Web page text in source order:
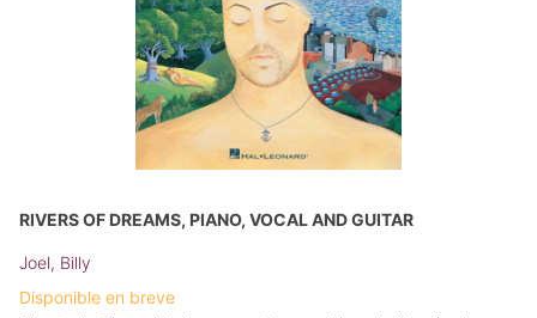
RIVERS OF DREAMS, PIANO, VOCAL AND GUITAR
Joel, Billy
Disponible en breve